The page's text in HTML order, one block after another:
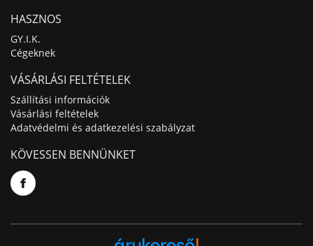
HASZNOS
GY.I.K.
Cégeknek
VÁSÁRLÁSI FELTÉTELEK
Szállítási információk
Vásárlási feltételek
Adatvédelmi és adatkezelési szabályzat
KÖVESSEN BENNÜNKET